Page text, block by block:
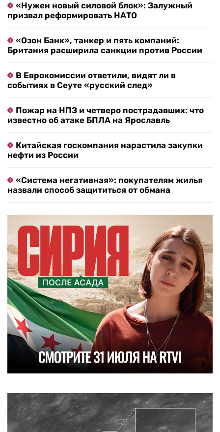
«Нужен новый силовой блок»: Залужный
призвал реформировать НАТО
«Озон Банк», танкер и пять компаний:
Британия расширила санкции против России
В Еврокомиссии ответили, видят ли в
событиях в Сеуте «русский след»
Пожар на НПЗ и четверо пострадавших: что
известно об атаке БПЛА на Ярославль
Китайская госкомпания нарастила закупки
нефти из России
«Система негативная»: покупателям жилья
назвали способ защититься от обмана